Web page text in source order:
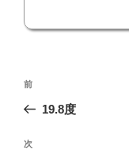
投
ビ
前
の
稿
前
19.8度
次
次